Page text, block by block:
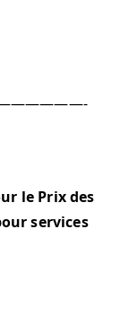
le Prix des
services